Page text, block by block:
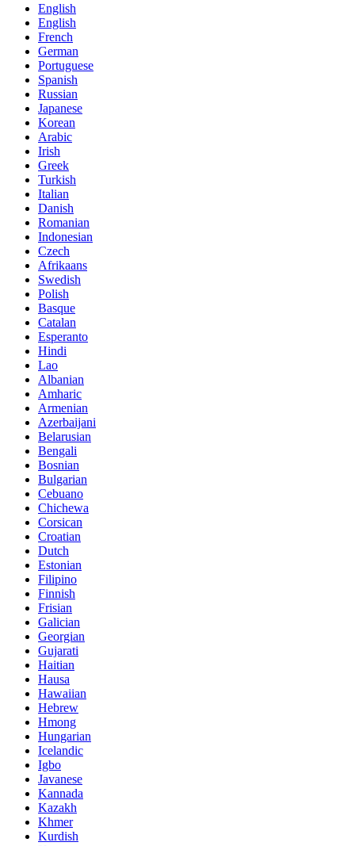
English
English
French
German
Portuguese
Spanish
Russian
Japanese
Korean
Arabic
Irish
Greek
Turkish
Italian
Danish
Romanian
Indonesian
Czech
Afrikaans
Swedish
Polish
Basque
Catalan
Esperanto
Hindi
Lao
Albanian
Amharic
Armenian
Azerbaijani
Belarusian
Bengali
Bosnian
Bulgarian
Cebuano
Chichewa
Corsican
Croatian
Dutch
Estonian
Filipino
Finnish
Frisian
Galician
Georgian
Gujarati
Haitian
Hausa
Hawaiian
Hebrew
Hmong
Hungarian
Icelandic
Igbo
Javanese
Kannada
Kazakh
Khmer
Kurdish